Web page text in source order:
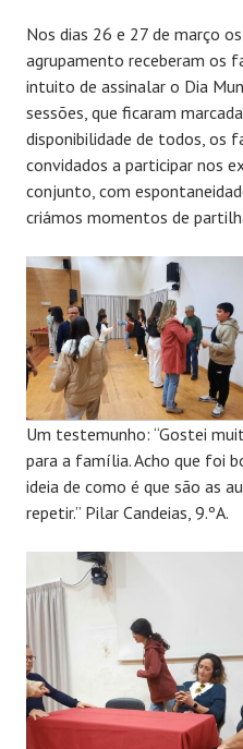
Nos dias 26 e 27 de março
agrupamento receberam os
intuito de assinalar o Dia
sessões, que ficaram
disponibilidade de todos, os
convidados a participar nos
conjunto, com
criámos momentos de
Um testemunho: “Gostei
para a família. Acho que foi
ideia de como é que são as
repetir.” Pilar Candeias, 9.ºA.